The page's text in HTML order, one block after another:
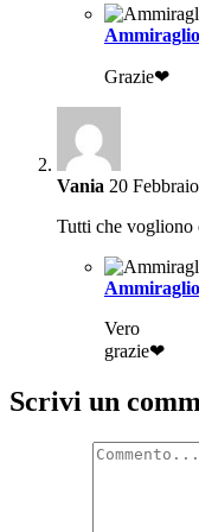
Grazie❤
Vania 20
Tutti che vogliono
Vero
grazie❤
Scrivi un